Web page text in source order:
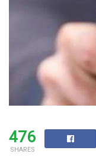
476
SHARES